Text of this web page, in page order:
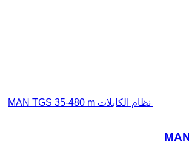
نظام الكابلات MAN TGS 35-480 m